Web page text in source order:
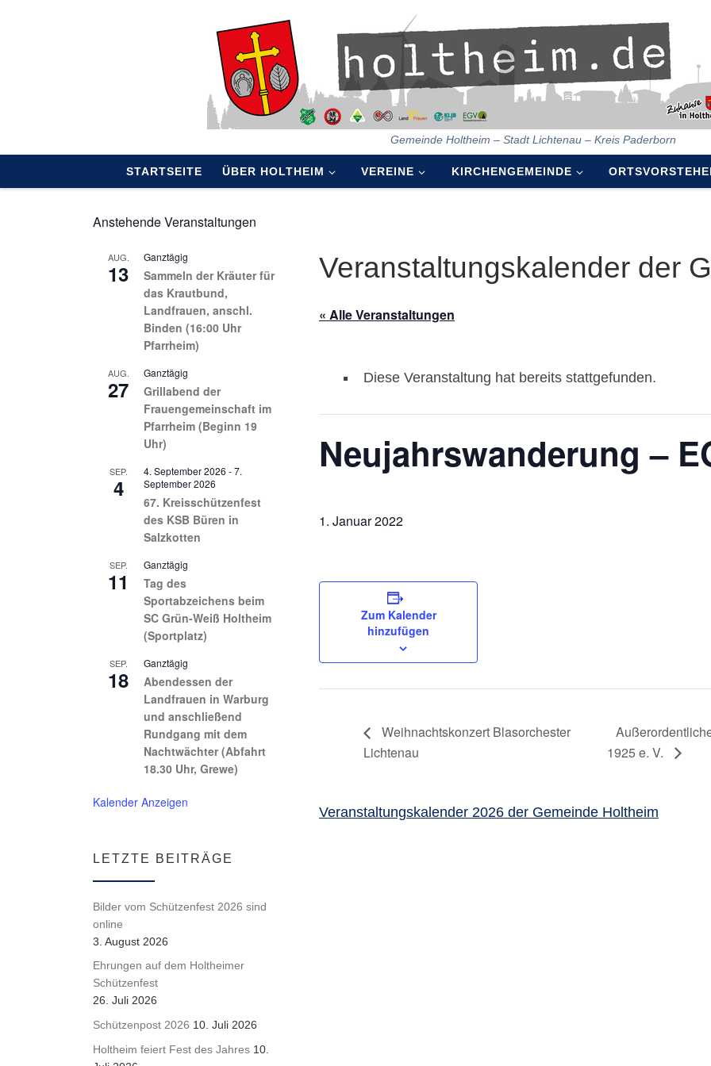
Gemeinde Holtheim – Stadt Lichtenau – Kreis Paderborn
STARTSEITE ÜBER HOLTHEIM VEREINE KIRCHENGEMEINDE
Veranstaltungskalender der
« Alle Veranstaltungen
Diese Veranstaltung hat bereits stattgefunden.
Neujahrswanderung –
1. Januar 2022
Zum Kalender
hinzufügen
Weihnachtskonzert Blasorchester
Lichtenau
1925 e. V.
Veranstaltungskalender 2026 der Gemeinde Holtheim
Anstehende Veranstaltungen
AUG.
13
Ganztägig
Sammeln der Kräuter für
das Krautbund,
Landfrauen, anschl.
Binden (16:00 Uhr
Pfarrheim)
AUG.
27
Ganztägig
Grillabend der
Frauengemeinschaft im
Pfarrheim (Beginn 19
Uhr)
SEP.
4
4. September 2026 -7.
September 2026
67. Kreisschützenfest
des KSB Büren in
Salzkotten
SEP.
11
Ganztägig
Tag des
Sportabzeichens beim
SC Grün-Weiß Holtheim
(Sportplatz)
SEP.
18
Ganztägig
Abendessen der
Landfrauen in Warburg
und anschließend
Rundgang mit dem
Nachtwächter (Abfahrt
18.30 Uhr, Grewe)
Kalender Anzeigen
LETZTE BEITRÄGE
Bilder vom Schützenfest 2026 sind
online
3. August 2026
Ehrungen auf dem Holtheimer
Schützenfest
26. Juli 2026
Schützenpost 2026 10. Juli 2026
Holtheim feiert Fest des Jahres 10.